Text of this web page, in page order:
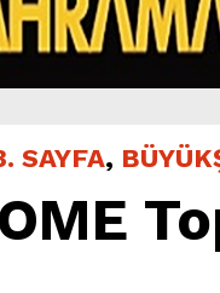
Büyükşehir’den
Geleneksel Ağustos
Funda Arar,
SAYFA,